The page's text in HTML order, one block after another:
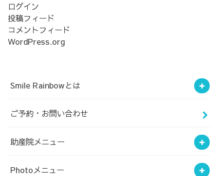
ログイン
投稿フィード
コメントフィード
WordPress.org
Smile Rainbowとは
ご予約・お問い合わせ
助産院メニュー
Photoメニュー